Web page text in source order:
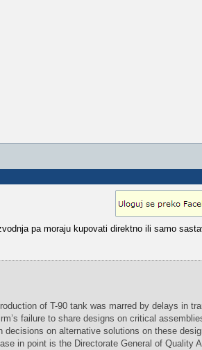
pa moraju kupovati direktno ili samo
of T-90 tank was marred by delays in
failure to share designs on critical
decisions on alternative solutions on these
in point is the Directorate General of Quality